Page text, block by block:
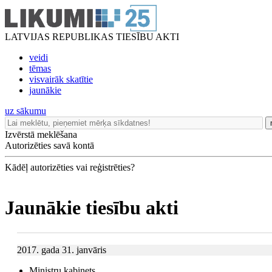
LATVIJAS REPUBLIKAS TIESĪBU AKTI
veidi
tēmas
visvairāk skatītie
jaunākie
uz sākumu
Izvērstā meklēšana
Autorizēties savā kontā
Kādēļ autorizēties vai reģistrēties?
Jaunākie tiesību akti
2017. gada 31. janvāris